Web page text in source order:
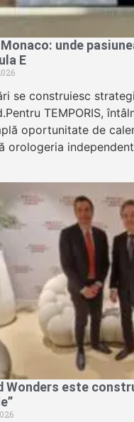
Monaco: unde
E
se construiesc
TEMPORIS,
oportunitate de
orologeria
Wonders este